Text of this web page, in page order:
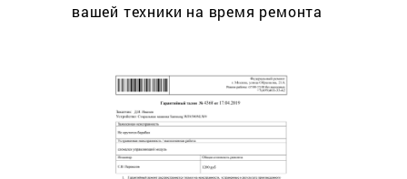
вашей техники на время ремонта